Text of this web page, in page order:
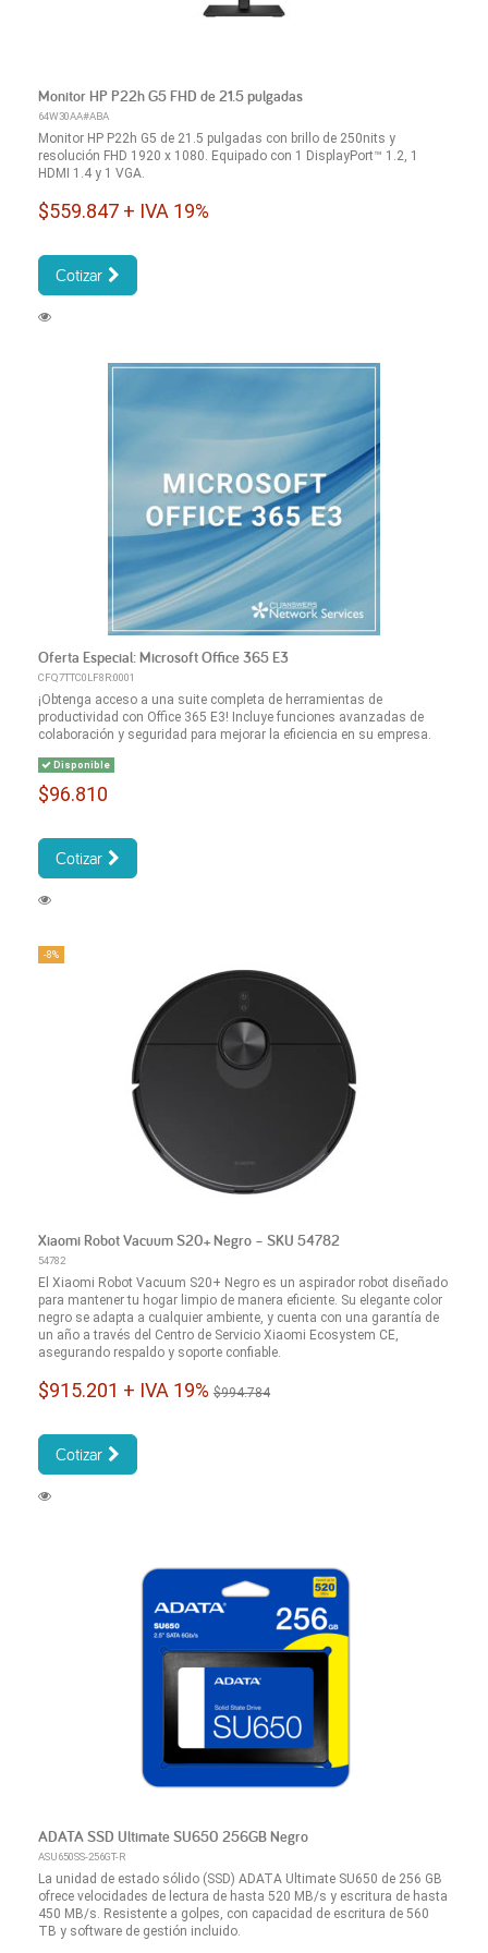
Monitor HP P22h G5 FHD de 21.5 pulgadas
64W30AA#ABA
Monitor HP P22h G5 de 21.5 pulgadas con brillo de 250nits y
resolución FHD 1920 x 1080. Equipado con 1 DisplayPort™ 1.2, 1
HDMI 1.4 y 1 VGA.
$559.847 + IVA 19%
Cotizar
Oferta Especial: Microsoft Office 365 E3
CFQ7TTC0LF8R:0001
¡Obtenga acceso a una suite completa de herramientas de
productividad con Office 365 E3! Incluye funciones avanzadas de
colaboración y seguridad para mejorar la eficiencia en su empresa.
Disponible
$96.810
Cotizar
-8%
Xiaomi Robot Vacuum S20+ Negro – SKU 54782
54782
El Xiaomi Robot Vacuum S20+ Negro es un aspirador robot diseñado
para mantener tu hogar limpio de manera eficiente. Su elegante color
negro se adapta a cualquier ambiente, y cuenta con una garantía de
un año a través del Centro de Servicio Xiaomi Ecosystem CE,
asegurando respaldo y soporte confiable.
$915.201 + IVA 19%$994.784
Cotizar
ADATA SSD Ultimate SU650 256GB Negro
ASU650SS-256GT-R
La unidad de estado sólido (SSD) ADATA Ultimate SU650 de 256 GB
ofrece velocidades de lectura de hasta 520 MB/s y escritura de hasta
450 MB/s. Resistente a golpes, con capacidad de escritura de 560
TB y software de gestión incluido.